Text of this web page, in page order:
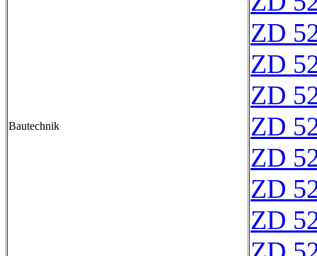
Bautechnik
ZD
ZD
ZD
ZD
ZD
ZD
ZD